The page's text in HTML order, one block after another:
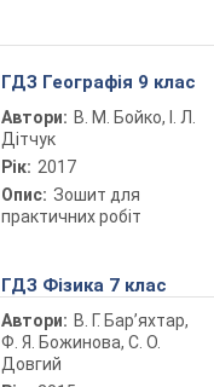
ГДЗ Географія 9 клас
Автори: В. М. Бойко, І. Л.
Дітчук
Рік: 2017
Опис: Зошит для
практичних робіт
ГДЗ Фізика 7 клас
Автори: В. Г. Бар’яхтар,
Ф. Я. Божинова, С. О.
Довгий